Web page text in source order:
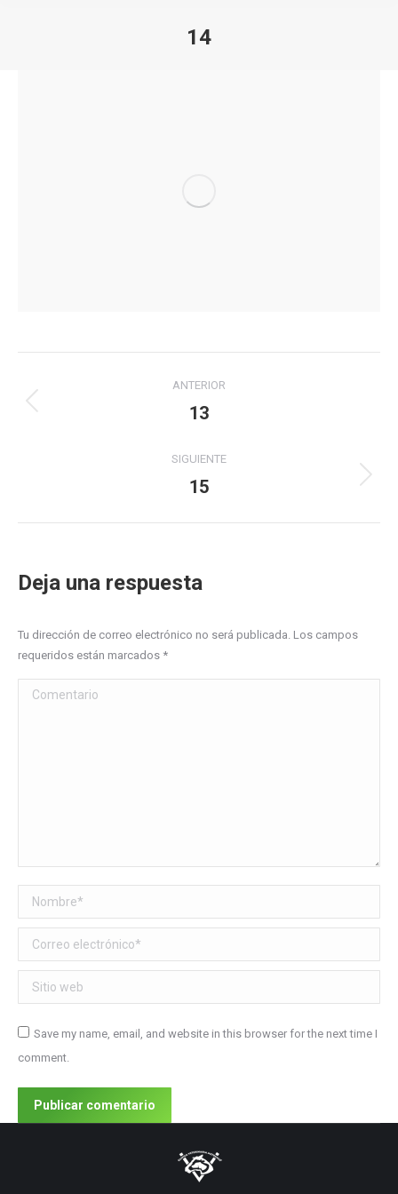
14
entre
ANTERIOR
Álbum
13
SIGUIENTE
Álbum
15
Deja una respuesta
Tu dirección de correo electrónico no será publicada. Los campos
requeridos están marcados *
Comentario
Nombre *
Correo electrónico *
Sitio web
Save my name, email, and website in this browser for the next time I
comment.
Publicar comentario